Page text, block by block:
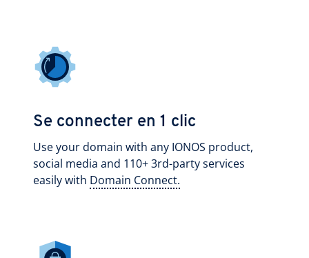
Se connecter en 1 clic
Use your domain with any IONOS product,
social media and 110+ 3rd-party services
easily with Domain Connect.